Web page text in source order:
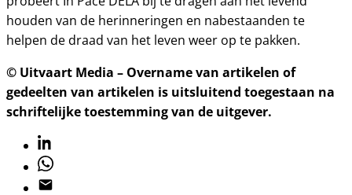
houden van de herinneringen en nabestaanden te
helpen de draad van het leven weer op te pakken.
© Uitvaart Media – Overname van artikelen of
gedeelten van artikelen is uitsluitend toegestaan na
schriftelijke toestemming van de uitgever.
Linkedin
Whatsapp
Email